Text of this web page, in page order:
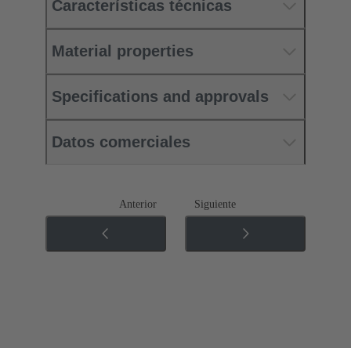
Características técnicas
Material properties
Specifications and approvals
Datos comerciales
Anterior Siguiente